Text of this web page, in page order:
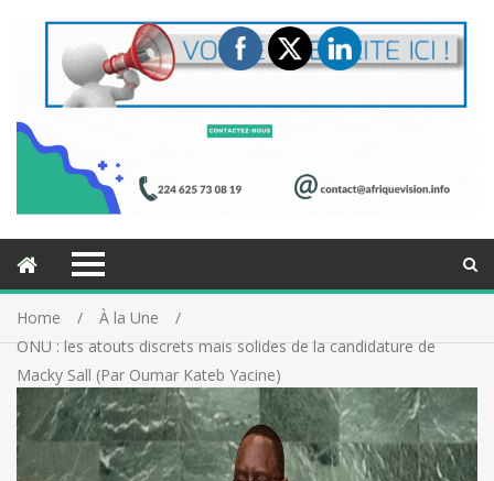
Home
À la Une
ONU : les atouts discrets mais solides de la candidature de
Macky Sall (Par Oumar Kateb Yacine)